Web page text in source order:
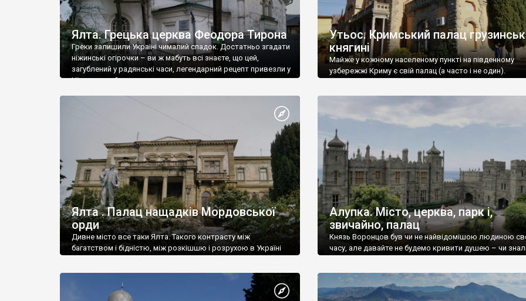
Ялта. Грецька церква Феодора Тирона
Греки залишили Україні чималий спадок. Достатньо згадати
ніжинські огірочки – ви ж мабуть всі знаєте, що цей,
загублений у радянські часи, легендарний рецепт привезли у
Ніжин греки?
Утьос. Кримський палац
княгині
Майже у кожному населеному пункті на південному
узбережжі Криму є свій палац (а часто і не один).
Ялта . Палац нащадків Мордовської
орди
Дивне місто все таки Ялта. Такого контрасту між
багатством і бідністю, між розкішшю і розрухою в Україні
Алупка. Місто, церква, парк і,
звичайно, палац
Князь Воронцов був чи не найвідомішою людиною
часу, але давайте не будемо кривити душею – чи